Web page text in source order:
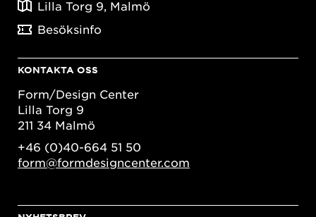
Lilla Torg 9, Malmö
Besöksinfo
KONTAKTA OSS
Form/Design Center
Lilla Torg 9
211 34 Malmö
+46 (0)40-664 51 50
form@formdesigncenter.com